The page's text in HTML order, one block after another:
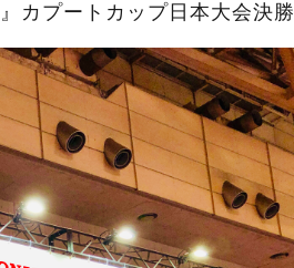
カプートカップ日本大会決勝